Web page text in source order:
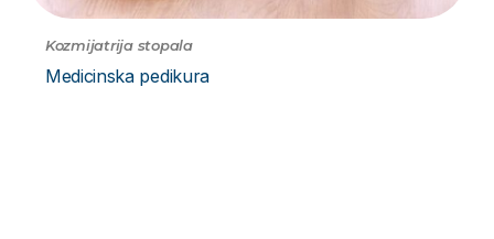
Kozmijatrija stopala
Medicinska pedikura